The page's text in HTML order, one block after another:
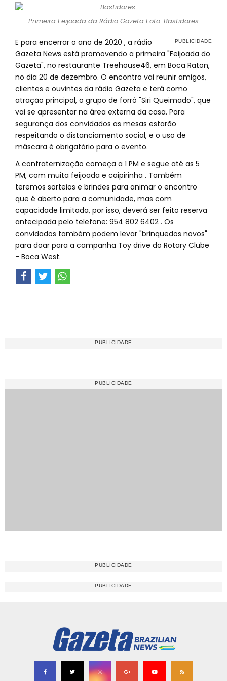
Primeira Feijoada da Rádio Gazeta Foto: Bastidores
E para encerrar o ano de 2020 , a rádio
Gazeta News está promovendo a primeira "Feijoada do
Gazeta", no restaurante Treehouse46, em Boca Raton,
no dia 20 de dezembro. O encontro vai reunir amigos,
clientes e ouvintes da rádio Gazeta e terá como
atração principal, o grupo de forró "Siri Queimado", que
vai se apresentar na área externa da casa. Para
segurança dos convidados as mesas estarão
respeitando o distanciamento social, e o uso de
máscara é obrigatório para o evento.
A confraternização começa a 1 PM e segue até as 5
PM, com muita feijoada e caipirinha . Também
teremos sorteios e brindes para animar o encontro
que é aberto para a comunidade, mas com
capacidade limitada, por isso, deverá ser feito reserva
antecipada pelo telefone: 954 802 6402 . Os
convidados também podem levar "brinquedos novos"
para doar para a campanha Toy drive do Rotary Clube
- Boca West.